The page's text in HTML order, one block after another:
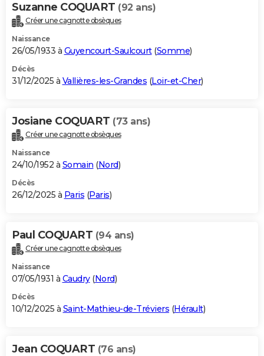
Suzanne COQUART (92 ans)
Créer une cagnotte obsèques
Naissance
26/05/1933 à Guyencourt-Saulcourt(Somme)
Décès
31/12/2025 à Vallières-les-Grandes (Loir-et-Cher)
Josiane COQUART (73 ans)
Créer une cagnotte obsèques
Naissance
24/10/1952 à Somain (Nord)
Décès
26/12/2025 à Paris (Paris)
Paul COQUART (94 ans)
Créer une cagnotte obsèques
Naissance
07/05/1931 à Caudry(Nord)
Décès
10/12/2025 à Saint-Mathieu-de-Tréviers (Hérault)
Jean COQUART (76 ans)